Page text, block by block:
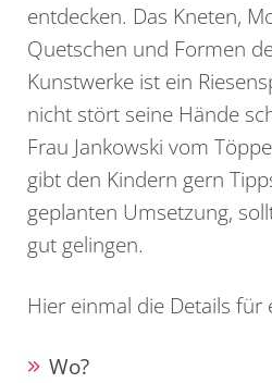
entdecken. Das Kneten,
Quetschen und Formen
Kunstwerke ist ein
nicht stört seine Hände
Frau Jankowski vom
gibt den Kindern gern
geplanten Umsetzung,
gut gelingen.
Hier einmal die Details für
Wo?